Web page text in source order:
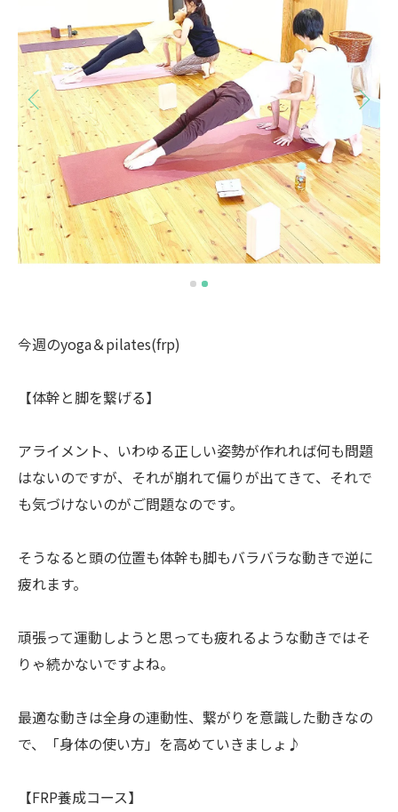
今週のyoga＆pilates(frp)
【体幹と脚を繋げる】
アライメント、いわゆる正しい姿勢が作れれば何も問題
はないのですが、それが崩れて偏りが出てきて、それで
も気づけないのがご問題なのです。
そうなると頭の位置も体幹も脚もバラバラな動きで逆に
疲れます。
頑張って運動しようと思っても疲れるような動きではそ
りゃ続かないですよね。
最適な動きは全身の連動性、繋がりを意識した動きなの
で、「身体の使い方」を高めていきましょ♪
【FRP養成コース】